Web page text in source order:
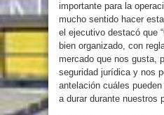
importante para la
mucho sentido hacer
el ejecutivo destacó que
bien organizado, con
mercado que nos gusta,
seguridad jurídica y nos
antelación cuáles
a durar durante nuestros